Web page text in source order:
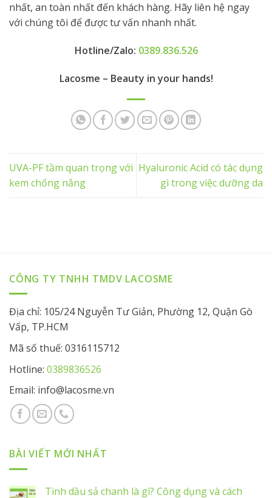
nhất, an toàn nhất đến khách hàng. Hãy liên hệ ngay
với chúng tôi để được tư vấn nhanh nhất.
Hotline/Zalo: 0389.836.526
Lacosme – Beauty in your hands!
UVA-PF tầm quan trọng với
kem chống nắng
Hyaluronic Acid có tác dụng
gì trong việc dưỡng da
CÔNG TY TNHH TMDV LACOSME
Địa chỉ: 105/24 Nguyễn Tư Giản, Phường 12, Quận Gò
Vấp, TP.HCM
Mã số thuế: 0316115712
Hotline: 0389836526
Email: info@lacosme.vn
BÀI VIẾT MỚI NHẤT
Tinh dầu sả chanh là gì? Công dụng và cách